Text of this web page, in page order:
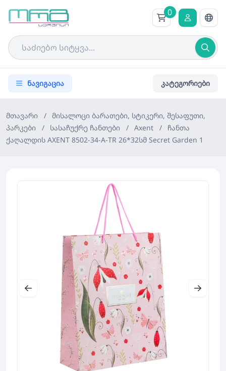
0
ნავიგაცია კატეგორიები
მთავარი /
მისალოცი ბარათები, სტიკერი, შესაფუთი,
პარკები
/ სასაჩუქრე ჩანთები / Axent /
ჩანთა
ქაღალდის AXENT 8502-34-A-TR 26*32სმ Secret Garden 1